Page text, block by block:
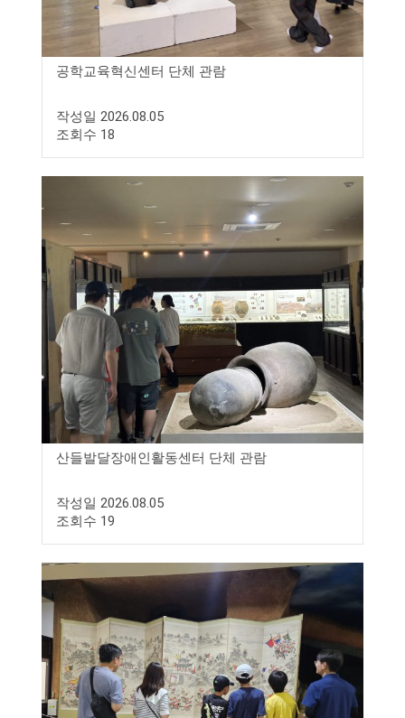
공학교육혁신센터 단체 관람
작성일 2026.08.05
조회수 18
산들발달장애인활동센터 단체 관람
작성일 2026.08.05
조회수 19